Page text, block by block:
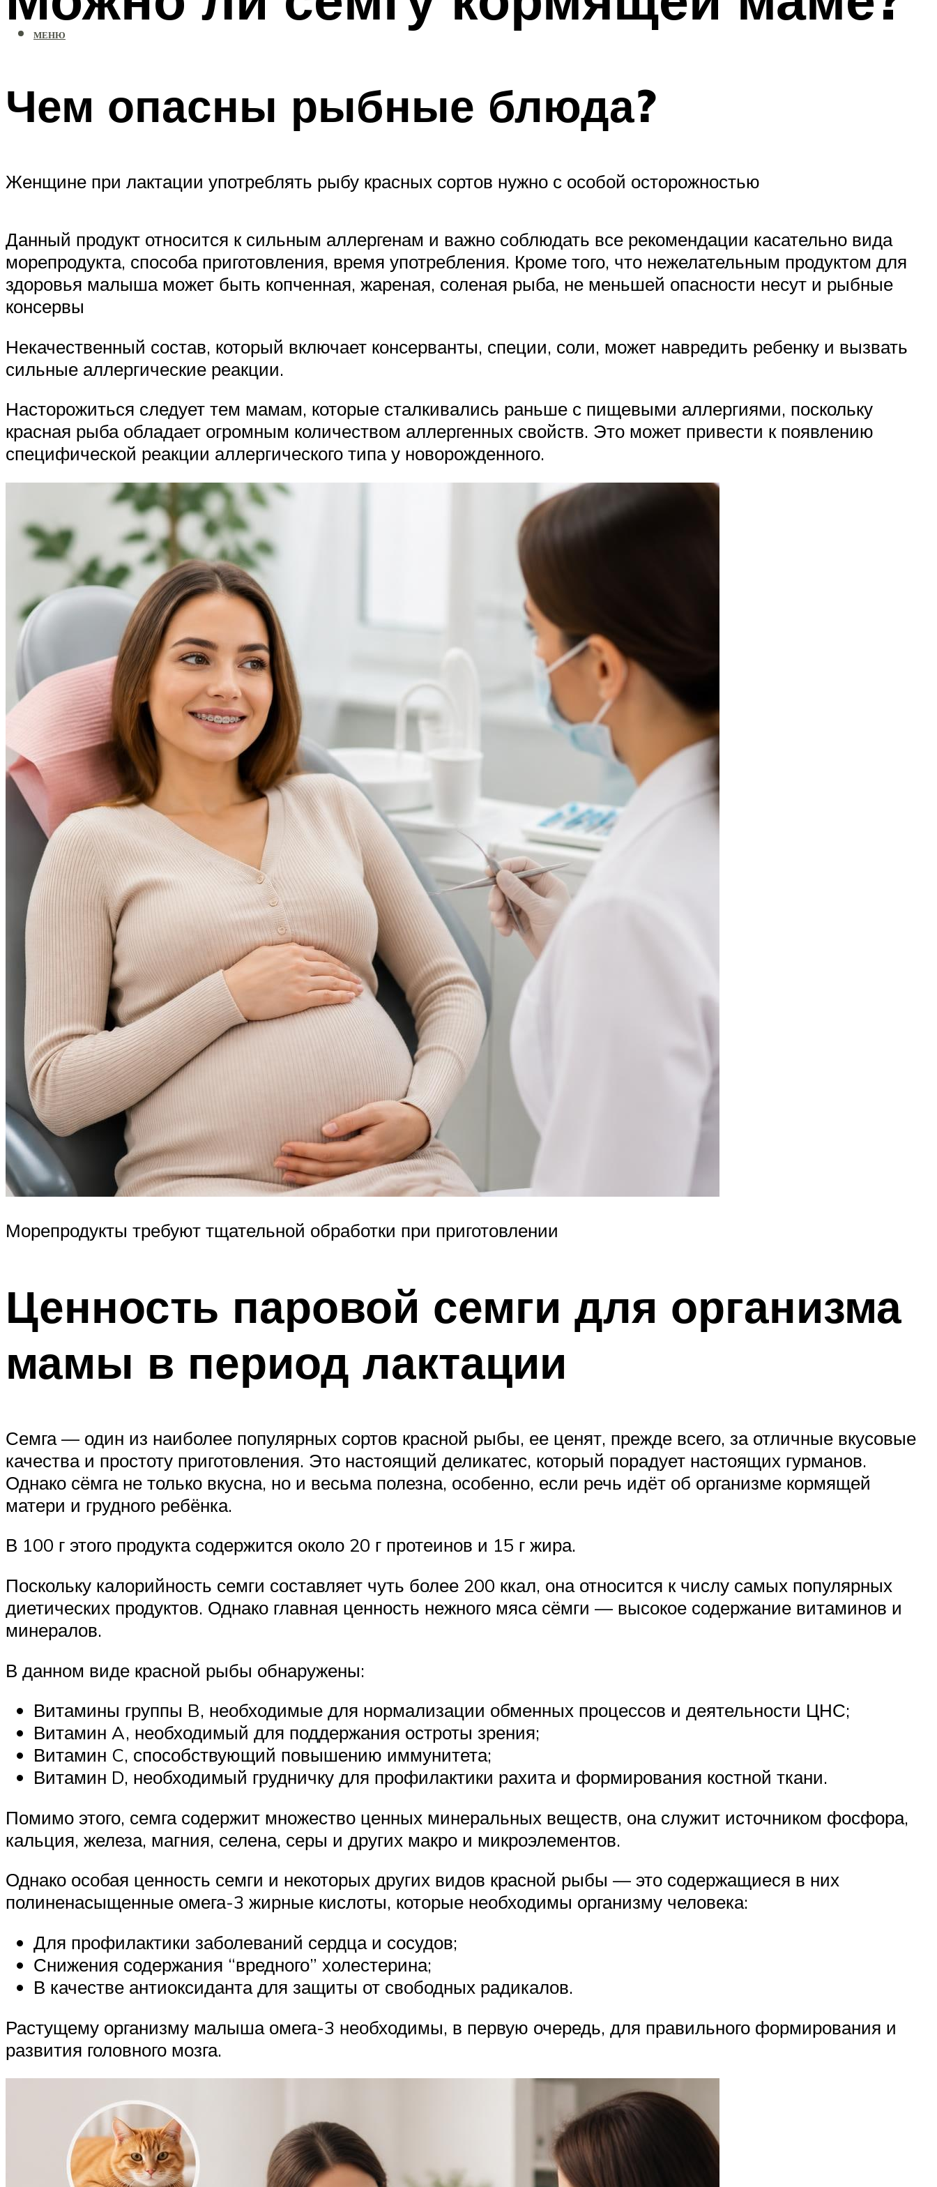
МЕНЮ
Чем опасны рыбные блюда?
Женщине при лактации употреблять рыбу красных сортов нужно с особой осторожностью
Данный продукт относится к сильным аллергенам и важно соблюдать все рекомендации касательно вида
морепродукта, способа приготовления, время употребления. Кроме того, что нежелательным продуктом для
здоровья малыша может быть копченная, жареная, соленая рыба, не меньшей опасности несут и рыбные
консервы
Некачественный состав, который включает консерванты, специи, соли, может навредить ребенку и вызвать
сильные аллергические реакции.
Насторожиться следует тем мамам, которые сталкивались раньше с пищевыми аллергиями, поскольку
красная рыба обладает огромным количеством аллергенных свойств. Это может привести к появлению
специфической реакции аллергического типа у новорожденного.
Морепродукты требуют тщательной обработки при приготовлении
Ценность паровой семги для организма
мамы в период лактации
Семга — один из наиболее популярных сортов красной рыбы, ее ценят, прежде всего, за отличные вкусовые
качества и простоту приготовления. Это настоящий деликатес, который порадует настоящих гурманов.
Однако сёмга не только вкусна, но и весьма полезна, особенно, если речь идёт об организме кормящей
матери и грудного ребёнка.
В 100 г этого продукта содержится около 20 г протеинов и 15 г жира.
Поскольку калорийность семги составляет чуть более 200 ккал, она относится к числу самых популярных
диетических продуктов. Однако главная ценность нежного мяса сёмги — высокое содержание витаминов и
минералов.
В данном виде красной рыбы обнаружены:
Витамины группы B, необходимые для нормализации обменных процессов и деятельности ЦНС;
Витамин A, необходимый для поддержания остроты зрения;
Витамин C, способствующий повышению иммунитета;
Витамин D, необходимый грудничку для профилактики рахита и формирования костной ткани.
Помимо этого, семга содержит множество ценных минеральных веществ, она служит источником фосфора,
кальция, железа, магния, селена, серы и других макро и микроэлементов.
Однако особая ценность семги и некоторых других видов красной рыбы — это содержащиеся в них
полиненасыщенные омега-3 жирные кислоты, которые необходимы организму человека:
Для профилактики заболеваний сердца и сосудов;
Снижения содержания “вредного” холестерина;
В качестве антиоксиданта для защиты от свободных радикалов.
Растущему организму малыша омега-3 необходимы, в первую очередь, для правильного формирования и
развития головного мозга.